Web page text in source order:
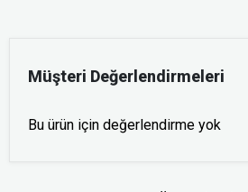
Müşteri Değerlendirmeleri
Bu ürün için değerlendirme yok